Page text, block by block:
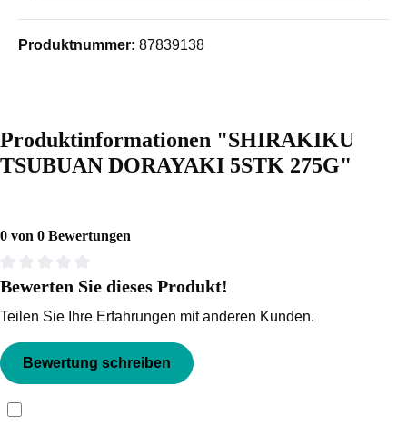
Produktnummer: 87839138
Produktinformationen "SHIRAKIKU
TSUBUAN DORAYAKI 5STK 275G"
0 von 0 Bewertungen
Durchschnittliche Bewertung von 0 von 5 Sternen
Bewerten Sie dieses Produkt!
Teilen Sie Ihre Erfahrungen mit anderen Kunden.
Bewertung schreiben